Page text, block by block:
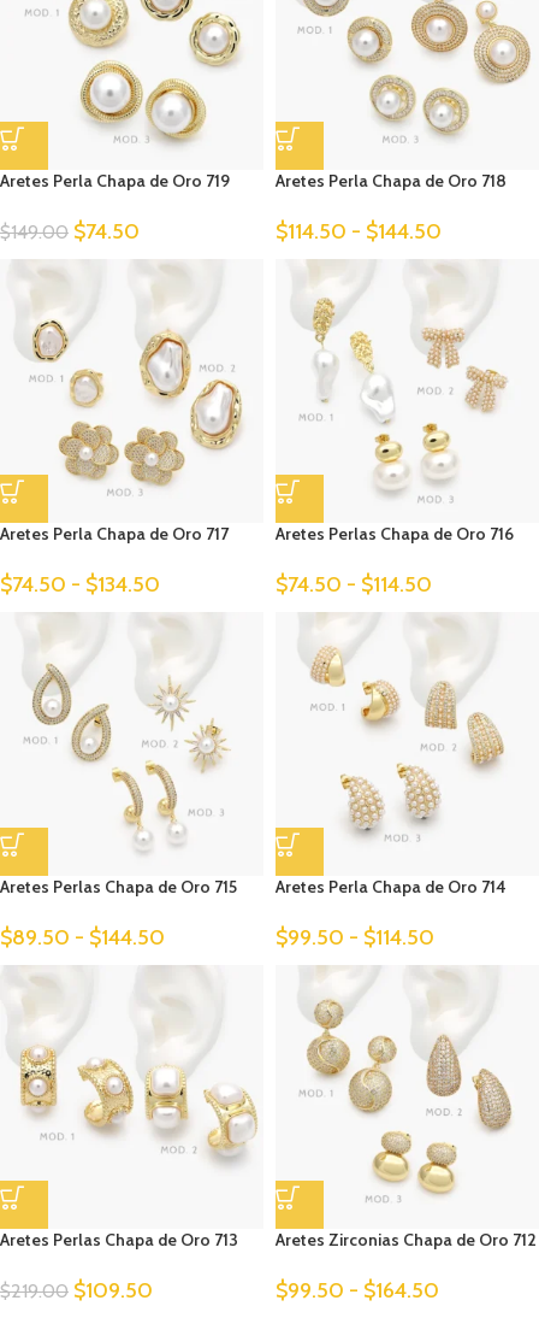
Aretes Perla Chapa de Oro 719
$149.00 $74.50
Aretes Perla Chapa de Oro 718
$114.50 - $144.50
Aretes Perla Chapa de Oro 717
$74.50 - $134.50
Aretes Perlas Chapa de Oro 716
$74.50 - $114.50
Aretes Perlas Chapa de Oro 715
$89.50 - $144.50
Aretes Perla Chapa de Oro 714
$99.50 - $114.50
Aretes Perlas Chapa de Oro 713
$219.00 $109.50
Aretes Zirconias Chapa de Oro 712
$99.50 - $164.50